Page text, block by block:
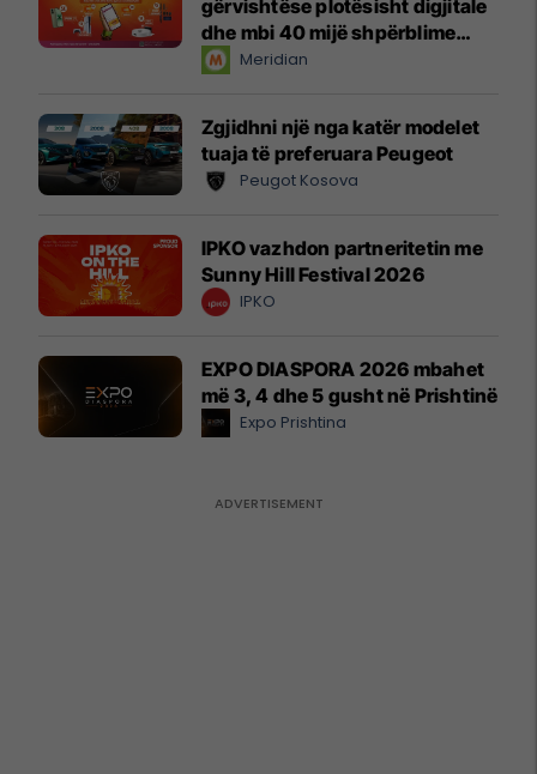
gërvishtëse plotësisht digjitale
dhe mbi 40 mijë shpërblime
instant!Meridian
Zgjidhni një nga katër modelet
tuaja të preferuara Peugeot
Peugot Kosova
IPKO vazhdon partneritetin me
Sunny Hill Festival 2026
IPKO
EXPO DIASPORA 2026 mbahet
më 3, 4 dhe 5 gusht në Prishtinë
Expo Prishtina